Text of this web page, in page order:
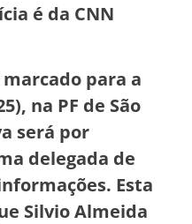
é da CNN
para a
na PF de São
será por
delegada de
Esta
Silvio Almeida